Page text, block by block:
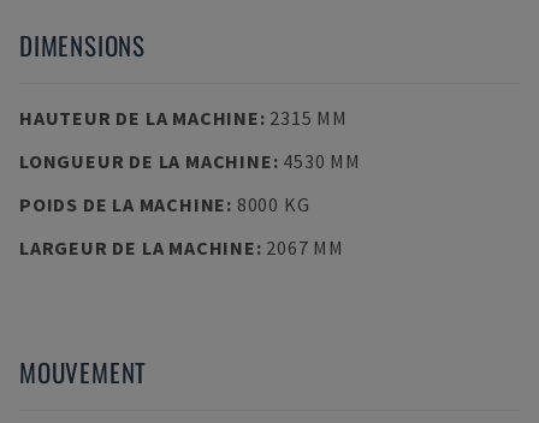
DIMENSIONS
HAUTEUR DE LA MACHINE: 2315 MM
LONGUEUR DE LA MACHINE: 4530 MM
POIDS DE LA MACHINE: 8000 KG
LARGEUR DE LA MACHINE: 2067 MM
MOUVEMENT